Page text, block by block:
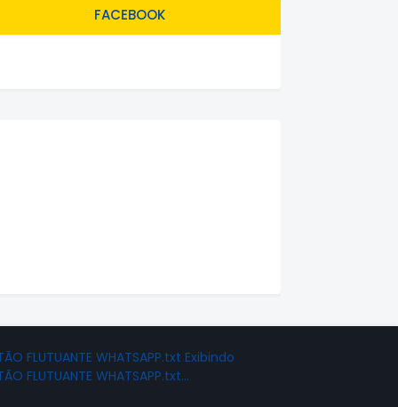
FACEBOOK
FLUTUANTE WHATSAPP.txt Exibindo
FLUTUANTE WHATSAPP.txt…